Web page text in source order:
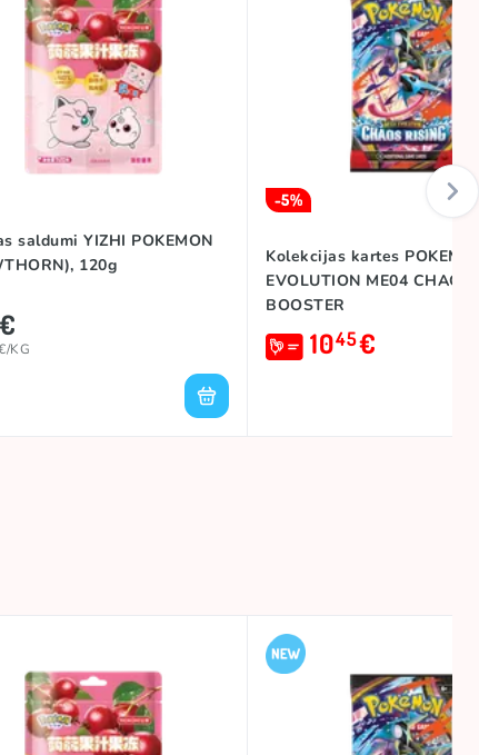
saldumi YIZHI POKEMON
120g
€
KG
-5%
Kolekcijas kartes
EVOLUTION ME04 CHAOS
BOOSTER
1045€